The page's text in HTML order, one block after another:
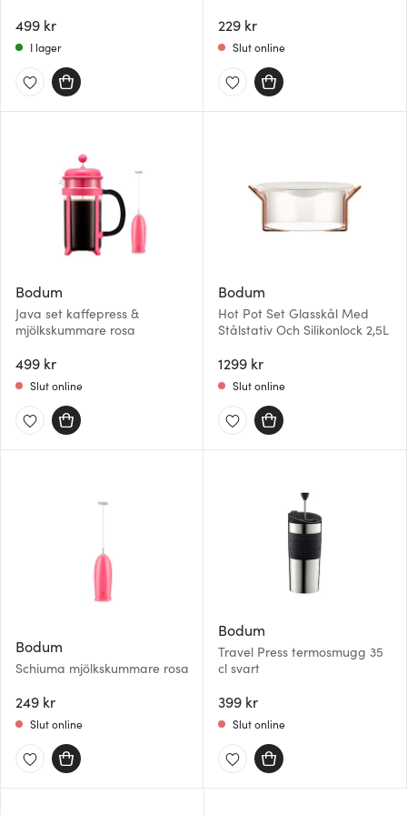
499 kr
I lager
229 kr
Slut online
Bodum
Java set kaffepress &
mjölkskummare rosa
499 kr
Slut online
Bodum
Hot Pot Set Glasskål Med
Stålstativ Och Silikonlock 2,5L
1299 kr
Slut online
Bodum
Schiuma mjölkskummare rosa
249 kr
Slut online
Bodum
Travel Press termosmugg 35
cl svart
399 kr
Slut online